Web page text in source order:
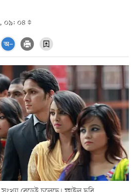
০৯: ০৪